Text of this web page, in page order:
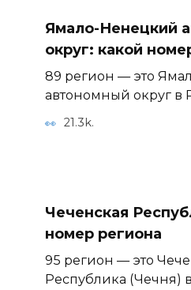
Ямало-Ненецкий
округ: какой
89 регион — это
автономный округ в
21.3k.
Чеченская
номер региона
95 регион — это
Республика (Чечня)